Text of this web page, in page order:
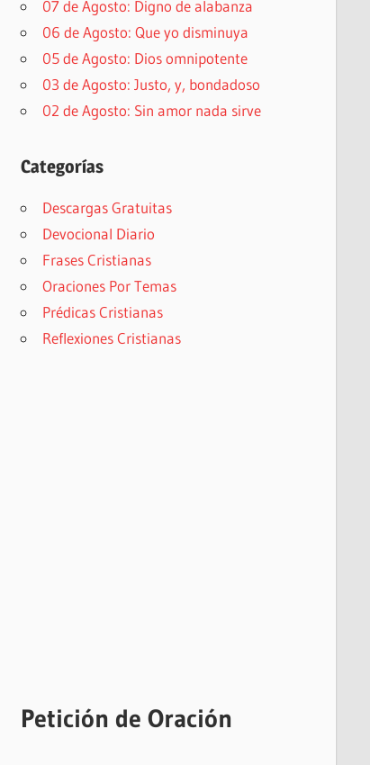
07 de Agosto: Digno de alabanza
06 de Agosto: Que yo disminuya
05 de Agosto: Dios omnipotente
03 de Agosto: Justo, y, bondadoso
02 de Agosto: Sin amor nada sirve
Categorías
Descargas Gratuitas
Devocional Diario
Frases Cristianas
Oraciones Por Temas
Prédicas Cristianas
Reflexiones Cristianas
Petición de Oración